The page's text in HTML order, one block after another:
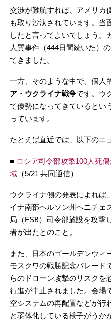
交渉が難航すれば、アメリカ
も取り沙汰されています。当
したと言ってよいでしょう。
人質事件（444日間続いた）
てきました。
一方、そのような中で、個人
ア・ウクライナ戦争です。ウ
て優勢になってきているとい
っています。
たとえば直近では、以下のニ
■ ロシア司令部攻撃100人死
域 （5/21 共同通信）
ウクライナ側の発表によれば
イナ南部ヘルソン州ヘニチェ
局（FSB）司令部施設を攻撃
者が出たとのこと。
また、日本のゴールデンウィ
モスクワの戦勝記念パレード
らのドローン攻撃のリスクを
行進が中止されました。会場
空システムの再配置などが行
と弱体化している様子がうか